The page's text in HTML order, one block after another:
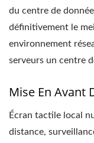
du centre de
définitivement le
environnement
serveurs un centre
Mise En Avant
Écran tactile local
distance,